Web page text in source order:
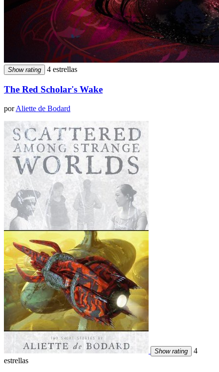
Show rating 4 estrellas
The Red Scholar's Wake
porAliette de Bodard
Show rating
4
estrellas